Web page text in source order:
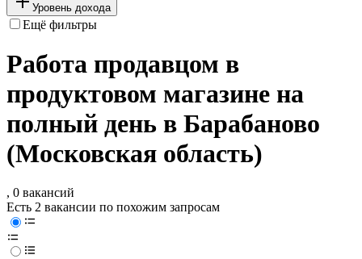
Уровень дохода
Ещё фильтры
Работа продавцом в
продуктовом магазине на
полный день в Барабаново
(Московская область)
, 0 вакансий
Есть 2 вакансии по похожим запросам